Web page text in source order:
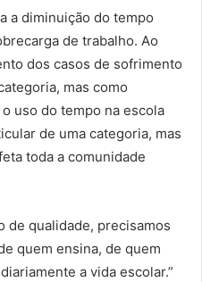
a diminuição do tempo
de trabalho. Ao
dos casos de sofrimento
mas como
uso do tempo na escola
de uma categoria, mas
toda a comunidade
de qualidade, precisamos
quem ensina, de quem
a vida escolar.”